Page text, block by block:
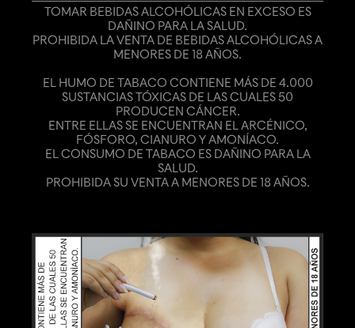
TOMAR BEBIDAS ALCOHÓLICAS EN EXCESO ES
DAÑINO PARA LA SALUD.
PROHIBIDA LA VENTA DE BEBIDAS ALCOHÓLICAS A
MENORES DE 18 AÑOS.
EL HUMO DE TABACO CONTIENE MÁS DE 4.000
SUSTANCIAS TÓXICAS DE LAS CUALES 50
PRODUCEN CÁNCER.
ENTRE ELLAS SE ENCUENTRAN EL ARCÉNICO,
FÓSFORO, CIANURO Y AMONÍACO.
EL CONSUMO DE TABACO ES DAÑINO PARA LA
SALUD.
PROHIBIDA SU VENTA A MENORES DE 18 AÑOS.